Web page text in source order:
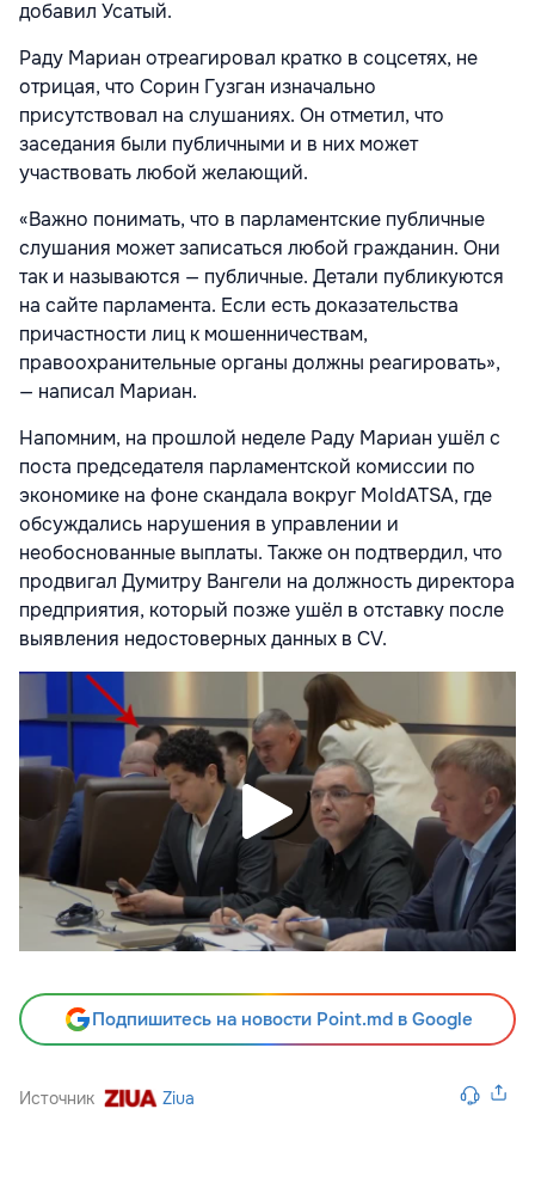
добавил Усатый.
Раду Мариан отреагировал кратко в соцсетях, не
отрицая, что Сорин Гузган изначально
присутствовал на слушаниях. Он отметил, что
заседания были публичными и в них может
участвовать любой желающий.
«Важно понимать, что в парламентские публичные
слушания может записаться любой гражданин. Они
так и называются — публичные. Детали публикуются
на сайте парламента. Если есть доказательства
причастности лиц к мошенничествам,
правоохранительные органы должны реагировать»,
— написал Мариан.
Напомним, на прошлой неделе Раду Мариан ушёл с
поста председателя парламентской комиссии по
экономике на фоне скандала вокруг MoldATSA, где
обсуждались нарушения в управлении и
необоснованные выплаты. Также он подтвердил, что
продвигал Думитру Вангели на должность директора
предприятия, который позже ушёл в отставку после
выявления недостоверных данных в CV.
Подпишитесь на новости Point.md в Google
Источник Ziua